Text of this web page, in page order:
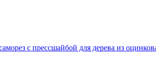
с прессшайбой для дерева из